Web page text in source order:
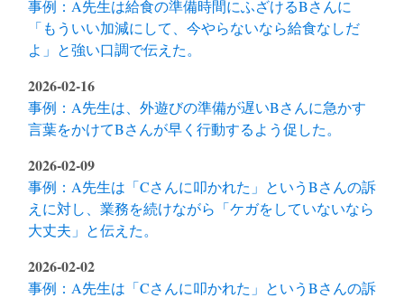
事例：A先生は給食の準備時間にふざけるBさんに
「もういい加減にして、今やらないなら給食なしだ
よ」と強い口調で伝えた。
2026-02-16
事例：A先生は、外遊びの準備が遅いBさんに急かす
言葉をかけてBさんが早く行動するよう促した。
2026-02-09
事例：A先生は「Cさんに叩かれた」というBさんの訴
えに対し、業務を続けながら「ケガをしていないなら
大丈夫」と伝えた。
2026-02-02
事例：A先生は「Cさんに叩かれた」というBさんの訴